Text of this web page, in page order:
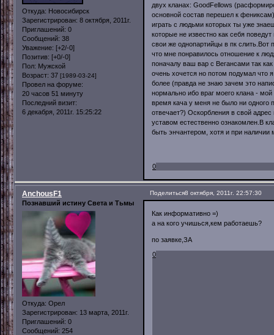
Откуда: Новосибирск
Зарегистрирован: 8 октября, 2011г.
Приглашений: 0
Сообщений: 38
Уважение: [+2/-0]
Позитив: [+0/-0]
Пол: Мужской
Возраст: 37 [1989-03-24]
Провел на форуме:
20 часов 51 минуту
Последний визит:
6 декабря, 2011г. 15:25:22
двух кланах: GoodFellows
основной состав перешел к
играть с людьми которых ты уже
которые не известно как себя
свои же однопартийцы в пк
что мне понравилось отношение к
поначалу ваш вар с Вегансами так
очень хочется но потом подумал что
более (правда не знаю зачем это
нормально ибо враг моего клана -
время кача у меня не было ни одного
отвечает?) Оскорбления в свой
уставом естественно ознакомлен.В
быть энчантером,
0
Поделиться8 октября, 2011г. 22:57:30
AnchousF1
Познавший истину Света и Тьмы
Откуда: Орел
Зарегистрирован: 13 марта, 2011г.
Приглашений: 0
Сообщений: 254
Как информативно =)
а на кого учишься,кем работаешь?
по заявке,ЗА
0